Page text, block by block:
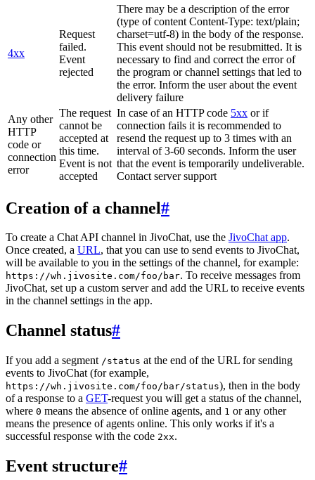
4xx
Request
failed.
Event
rejected
There may be a description of the error
(type of content Content-Type: text/plain;
charset=utf-8) in the body of the response.
This event should not be resubmitted. It is
necessary to find and correct the error of
the program or channel settings that led to
the error. Inform the user about the event
delivery failure
Any other
HTTP
code or
connection
error
The request
cannot be
accepted at
this time.
Event is not
accepted
In case of an HTTP code 5xx or if
connection fails it is recommended to
resend the request up to 3 times with an
interval of 3-60 seconds. Inform the user
that the event is temporarily undeliverable.
Contact server support
Creation of a channel#
To create a Chat API channel in JivoChat, use the JivoChat app.
Once created, a URL, that you can use to send events to JivoChat,
will be available to you in the settings of the channel, for example:
https://wh.jivosite.com/foo/bar. To receive messages from
JivoChat, set up a custom server and add the URL to receive events
in the channel settings in the app.
Channel status#
If you add a segment /status at the end of the URL for sending
events to JivoChat (for example,
https://wh.jivosite.com/foo/bar/status), then in the body
of a response to a GET-request you will get a status of the channel,
where 0 means the absence of online agents, and 1 or any other
means the presence of agents online. This only works if it's a
successful response with the code 2xx.
Event structure#